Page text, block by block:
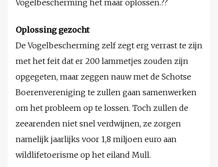
Vogelbescherming het maar oplossen.??
Oplossing gezocht
De Vogelbescherming zelf zegt erg verrast te zijn
met het feit dat er 200 lammetjes zouden zijn
opgegeten, maar zeggen nauw met de Schotse
Boerenvereniging te zullen gaan samenwerken
om het probleem op te lossen. Toch zullen de
zeearenden niet snel verdwijnen, ze zorgen
namelijk jaarlijks voor 1,8 miljoen euro aan
wildlifetoerisme op het eiland Mull.